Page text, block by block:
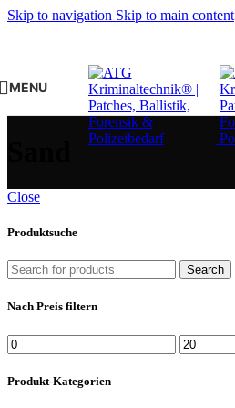
Skip to navigation Skip to main content
MENU
Close
Produktsuche
Search
Nach Preis filtern
Min.
Preis
Max.
Preis
Produkt-Kategorien